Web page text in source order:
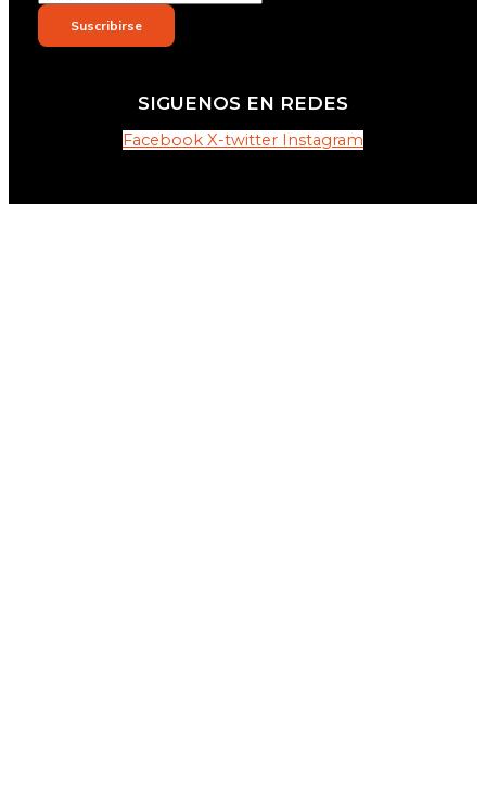
Suscribirse
SIGUENOS EN REDES
Facebook X-twitter Instagram